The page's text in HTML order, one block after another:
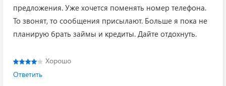
предложения. Уже хочется поменять номер телефона.
То звонят, то сообщения присылают. Больше я пока не
планирую брать займы и кредиты. Дайте отдохнуть.
Хорошо
Ответить